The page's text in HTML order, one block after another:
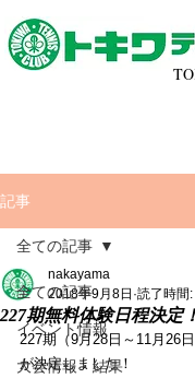
記事
全ての記事
イベント情報
大会情報・結果
全ての記事
227期無料体験日程決定
nakayama
2018年9月8日 読了時間
227期（9月28日～11月26
が決定しました！